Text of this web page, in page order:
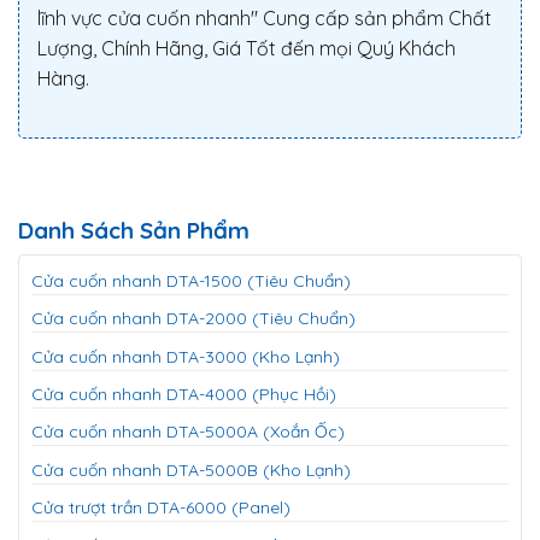
lĩnh vực cửa cuốn nhanh" Cung cấp sản phẩm Chất
Lượng, Chính Hãng, Giá Tốt đến mọi Quý Khách
Hàng.
Danh Sách Sản Phẩm
Cửa cuốn nhanh DTA-1500 (Tiêu Chuẩn)
Cửa cuốn nhanh DTA-2000 (Tiêu Chuẩn)
Cửa cuốn nhanh DTA-3000 (Kho Lạnh)
Cửa cuốn nhanh DTA-4000 (Phục Hồi)
Cửa cuốn nhanh DTA-5000A (Xoắn Ốc)
Cửa cuốn nhanh DTA-5000B (Kho Lạnh)
Cửa trượt trần DTA-6000 (Panel)